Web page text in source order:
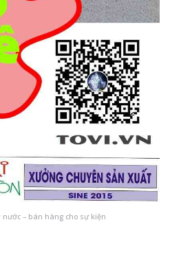
– bán hàng cho sự kiện